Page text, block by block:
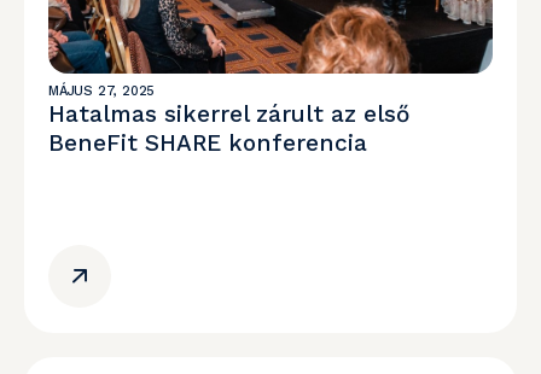
MÁJUS 27, 2025
Hatalmas sikerrel zárult az első
BeneFit SHARE konferencia